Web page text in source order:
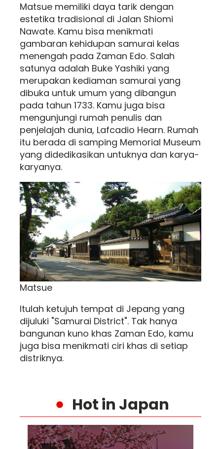
Matsue memiliki daya tarik dengan
estetika tradisional di Jalan Shiomi
Nawate. Kamu bisa menikmati
gambaran kehidupan samurai kelas
menengah pada Zaman Edo. Salah
satunya adalah Buke Yashiki yang
merupakan kediaman samurai yang
dibuka untuk umum yang dibangun
pada tahun 1733. Kamu juga bisa
mengunjungi rumah penulis dan
penjelajah dunia, Lafcadio Hearn. Rumah
itu berada di samping Memorial Museum
yang didedikasikan untuknya dan karya-
karyanya.
Matsue
Itulah ketujuh tempat di Jepang yang
dijuluki "Samurai District". Tak hanya
bangunan kuno khas Zaman Edo, kamu
juga bisa menikmati ciri khas di setiap
distriknya.
Hot in Japan